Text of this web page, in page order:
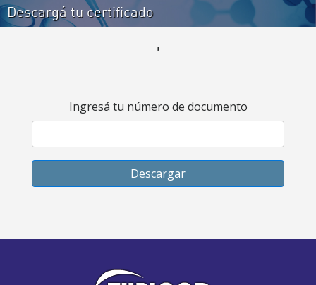
Descargá tu certificado
,
Ingresá tu número de documento
Descargar